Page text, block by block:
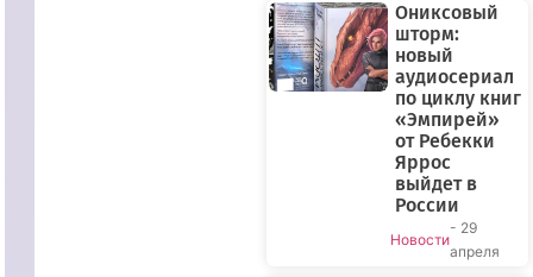
ПРЯМОЙ
ЭФИР
Ониксовый
шторм:
новый
аудиосериал
по циклу книг
«Эмпирей»
от Ребекки
Яррос
выйдет в
России
Новости
- 29
апреля